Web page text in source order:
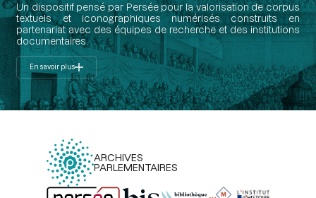
Un dispositif pensé par Persée pour la valorisation de corpus
textuels et iconographiques numérisés construits en
partenariat avec des équipes de recherche et des institutions
documentaires.
En savoir plus
ARCHIVES
PARLEMENTAIRES